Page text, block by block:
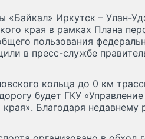
«Байкал» Иркутск – Улан-
края в рамках Плана
пользования
в пресс-службе
кольца до 0 км
будет ГКУ «Управление
Благодаря недавнему